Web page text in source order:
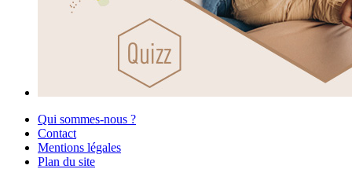
Qui sommes-nous ?
Contact
Mentions légales
Plan du site